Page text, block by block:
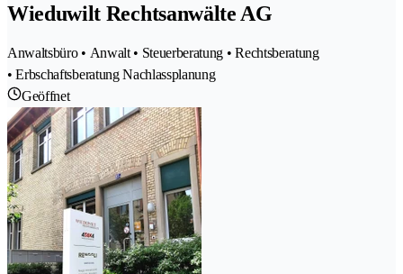
Wieduwilt Rechtsanwälte AG
Anwaltsbüro • Anwalt • Steuerberatung • Rechtsberatung
• Erbschaftsberatung Nachlassplanung
Geöffnet